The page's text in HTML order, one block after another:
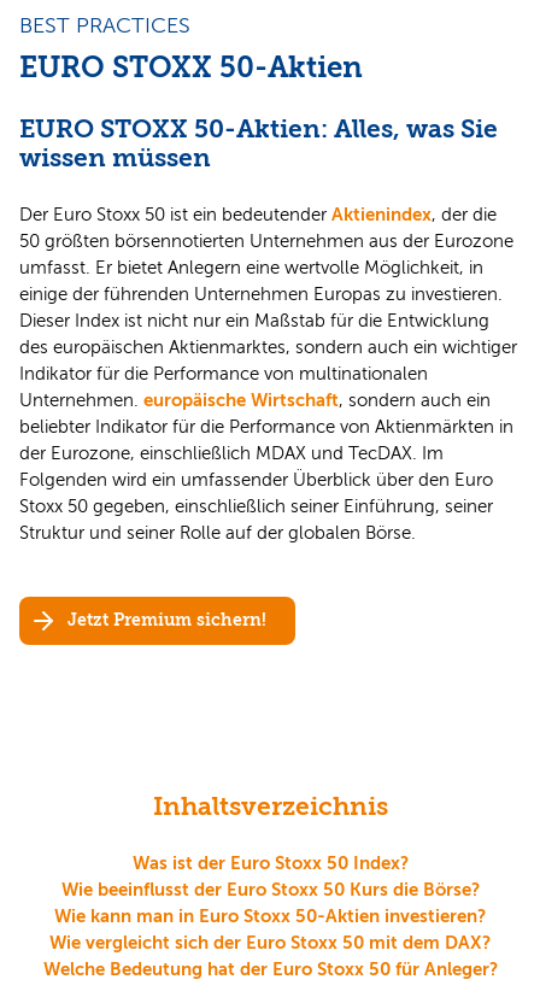
BEST PRACTICES
EURO STOXX 50-Aktien
EURO STOXX 50-Aktien: Alles, was Sie
wissen müssen
Der Euro Stoxx 50 ist ein bedeutender Aktienindex, der die
50 größten börsennotierten Unternehmen aus der Eurozone
umfasst. Er bietet Anlegern eine wertvolle Möglichkeit, in
einige der führenden Unternehmen Europas zu investieren.
Dieser Index ist nicht nur ein Maßstab für die Entwicklung
des europäischen Aktienmarktes, sondern auch ein wichtiger
Indikator für die Performance von multinationalen
Unternehmen. europäische Wirtschaft, sondern auch ein
beliebter Indikator für die Performance von Aktienmärkten in
der Eurozone, einschließlich MDAX und TecDAX. Im
Folgenden wird ein umfassender Überblick über den Euro
Stoxx 50 gegeben, einschließlich seiner Einführung, seiner
Struktur und seiner Rolle auf der globalen Börse.
Jetzt Premium sichern!
Inhaltsverzeichnis
Was ist der Euro Stoxx 50 Index?
Wie beeinflusst der Euro Stoxx 50 Kurs die Börse?
Wie kann man in Euro Stoxx 50-Aktien investieren?
Wie vergleicht sich der Euro Stoxx 50 mit dem DAX?
Welche Bedeutung hat der Euro Stoxx 50 für Anleger?